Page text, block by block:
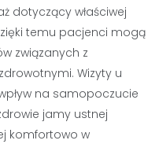
dotyczący właściwej
temu pacjenci mogą
związanych z
Wizyty u
na samopoczucie
jamy ustnej
komfortowo w